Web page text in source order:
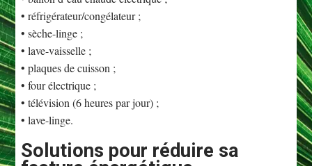
• réfrigérateur/congélateur ;
• sèche-linge ;
• lave-vaisselle ;
• plaques de cuisson ;
• four électrique ;
• télévision (6 heures par jour) ;
• lave-linge.
Solutions pour réduire sa